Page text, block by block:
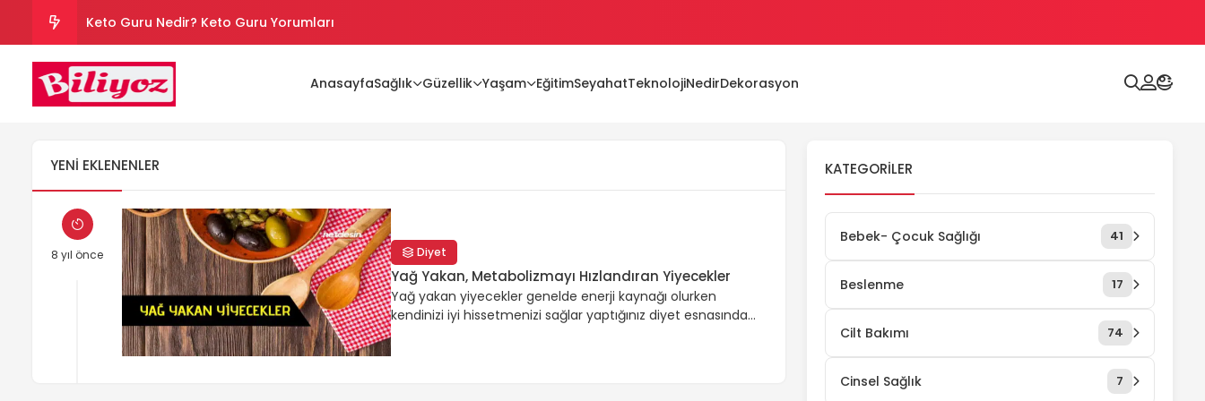
Keto Guru Nedir? Keto Guru Yorumları
Karındaki Selülitler Nasıl Gider? Göbek Selüliti
Loreal Paris Hydra Genius Kullanıcı Yorumları
Sinoz Leke Kremi İşe Yarıyor mu? Kullanıcı Yorumları
AnasayfaSağlık Güzellik Yaşam EğitimSeyahatTeknolojiNedirDekorasyon
YENI EKLENENLER
8 yıl önce Diyet
Yağ Yakan, Metabolizmayı Hızlandıran Yiyecekler
Yağ yakan yiyecekler genelde enerji kaynağı olurken
kendinizi iyi hissetmenizi sağlar yaptığınız diyet esnasında
KATEGORILER
Bebek- Çocuk Sağlığı 41
Beslenme 17
Cilt Bakımı 74
Cinsel Sağlık 7